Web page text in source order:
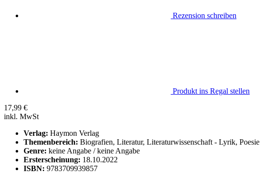
Rezension schreiben
Produkt ins Regal stellen
17,99 €
inkl. MwSt
Verlag: Haymon Verlag
Themenbereich: Biografien, Literatur, Literaturwissenschaft - Lyrik, Poesie
Genre: keine Angabe / keine Angabe
Ersterscheinung: 18.10.2022
ISBN: 9783709939857